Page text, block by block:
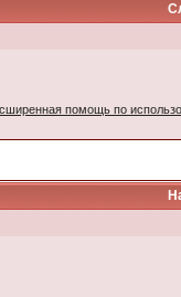
помощь по